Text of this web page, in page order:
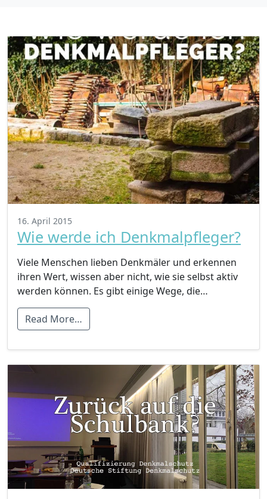
16. April 2015
Wie werde ich Denkmalpfleger?
Viele Menschen lieben Denkmäler und erkennen
ihren Wert, wissen aber nicht, wie sie selbst aktiv
werden können. Es gibt einige Wege, die…
Read More…